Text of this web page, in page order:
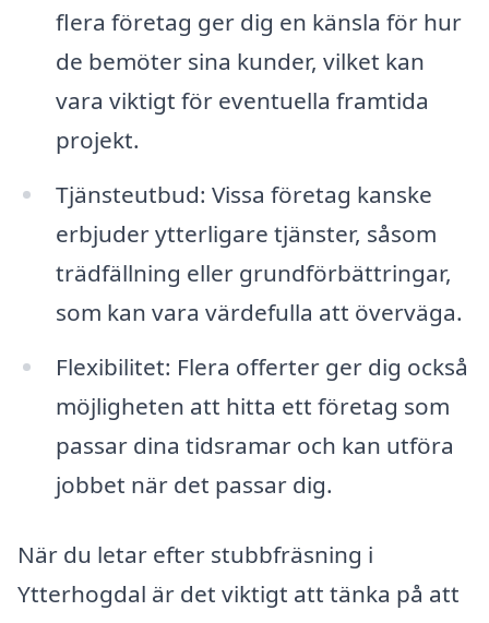
flera företag ger dig en känsla för hur
de bemöter sina kunder, vilket kan
vara viktigt för eventuella framtida
projekt.
Tjänsteutbud: Vissa företag kanske
erbjuder ytterligare tjänster, såsom
trädfällning eller grundförbättringar,
som kan vara värdefulla att överväga.
Flexibilitet: Flera offerter ger dig också
möjligheten att hitta ett företag som
passar dina tidsramar och kan utföra
jobbet när det passar dig.
När du letar efter stubbfräsning i
Ytterhogdal är det viktigt att tänka på att